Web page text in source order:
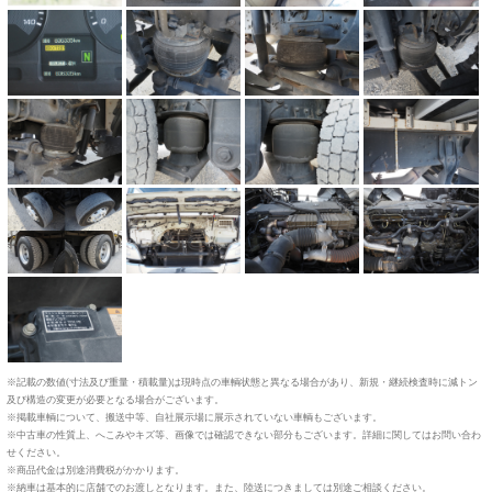
※記載の数値(寸法及び重量・積載量)は現時点の車輌状態と異なる場合があり、新規・継続検査時に減トン
及び構造の変更が必要となる場合がございます。
※掲載車輌について、搬送中等、自社展示場に展示されていない車輌もございます。
※中古車の性質上、へこみやキズ等、画像では確認できない部分もございます。詳細に関してはお問い合わ
せください。
※商品代金は別途消費税がかかります。
※納車は基本的に店舗でのお渡しとなります。また、陸送につきましては別途ご相談ください。